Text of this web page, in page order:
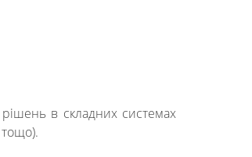
рішень в складних системах
тощо).